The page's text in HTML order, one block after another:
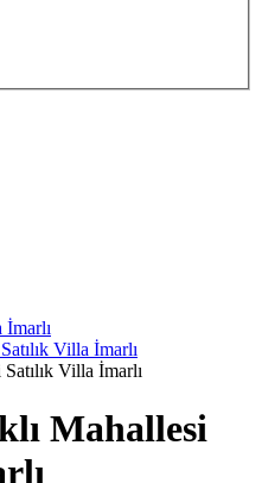
İmarlı
Villa İmarlı
Villa İmarlı
Mahallesi